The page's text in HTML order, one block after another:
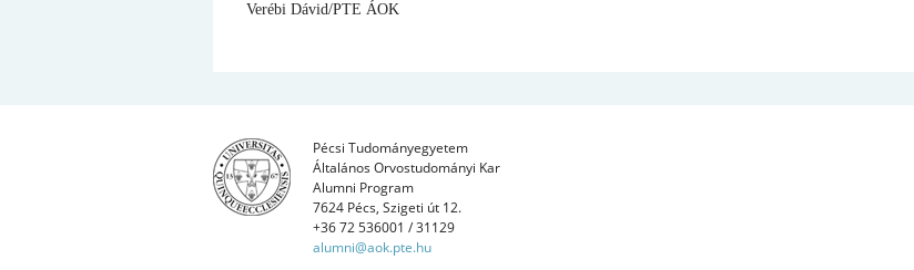
Verébi Dávid/PTE ÁOK
Pécsi Tudományegyetem
Általános Orvostudományi Kar
Alumni Program
7624 Pécs, Szigeti út 12.
+36 72 536001 / 31129
alumni@aok.pte.hu